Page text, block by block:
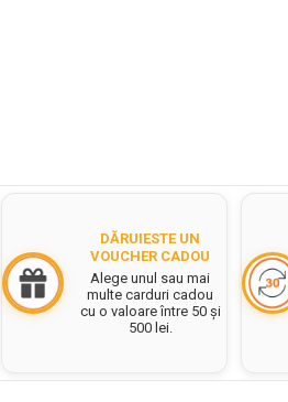
DĂRUIESTE UN
VOUCHER CADOU
Alege unul sau mai
multe carduri cadou
cu o valoare între 50 și
500 lei.